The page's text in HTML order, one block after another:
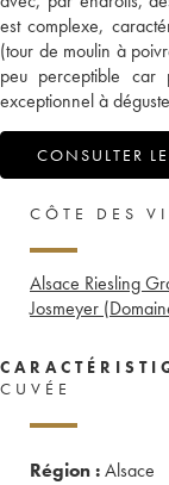
est complexe,
(tour de moulin à
peu perceptible
exceptionnel à
CONSULTER
CÔTE DES
Alsace Riesling
Josmeyer
CUVÉE
Région :Alsace